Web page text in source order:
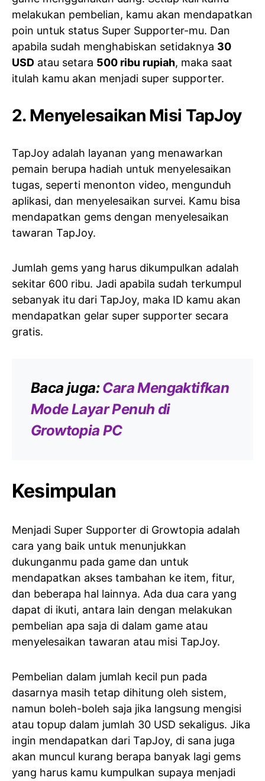
melakukan pembelian, kamu akan mendapatkan
poin untuk status Super Supporter-mu. Dan
apabila sudah menghabiskan setidaknya 30
USD atau setara 500 ribu rupiah, maka saat
itulah kamu akan menjadi super supporter.
2. Menyelesaikan Misi TapJoy
TapJoy adalah layanan yang menawarkan
pemain berupa hadiah untuk menyelesaikan
tugas, seperti menonton video, mengunduh
aplikasi, dan menyelesaikan survei. Kamu bisa
mendapatkan gems dengan menyelesaikan
tawaran TapJoy.
Jumlah gems yang harus dikumpulkan adalah
sekitar 600 ribu. Jadi apabila sudah terkumpul
sebanyak itu dari TapJoy, maka ID kamu akan
mendapatkan gelar super supporter secara
gratis.
Baca juga:Cara Mengaktifkan
Mode Layar Penuh di
Growtopia PC
Kesimpulan
Menjadi Super Supporter di Growtopia adalah
cara yang baik untuk menunjukkan
dukunganmu pada game dan untuk
mendapatkan akses tambahan ke item, fitur,
dan beberapa hal lainnya. Ada dua cara yang
dapat di ikuti, antara lain dengan melakukan
pembelian apa saja di dalam game atau
menyelesaikan tawaran atau misi TapJoy.
Pembelian dalam jumlah kecil pun pada
dasarnya masih tetap dihitung oleh sistem,
namun boleh-boleh saja jika langsung mengisi
atau topup dalam jumlah 30 USD sekaligus. Jika
ingin mendapatkan dari TapJoy, di sana juga
akan muncul kurang berapa banyak lagi gems
yang harus kamu kumpulkan supaya menjadi